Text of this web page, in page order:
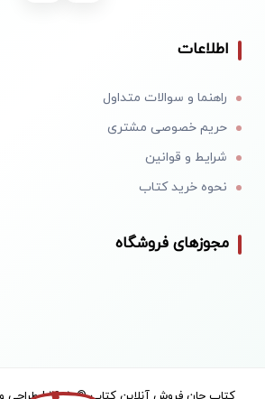
اطلاعات
راهنما و سوالات متداول
حریم خصوصی مشتری
شرایط و قوانین
نحوه خرید کتاب
مجوزهای فروشگاه